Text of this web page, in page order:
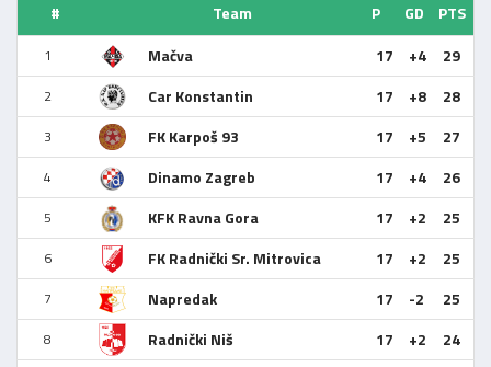
# Team P GD PTS
1 Mačva 17 +4 29
2 Car Konstantin 17 +8 28
3 FK Karpoš 93 17 +5 27
4 Dinamo Zagreb 17 +4 26
5 KFK Ravna Gora 17 +2 25
6 FK Radnički Sr. Mitrovica 17 +2 25
7 Napredak 17 -2 25
8 Radnički Niš 17 +2 24